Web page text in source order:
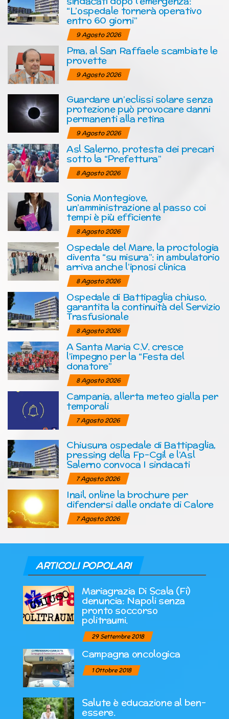
“L’ospedale tornerà operativo
entro 60 giorni”
9 Agosto 2026
Pma, al San Raffaele scambiate le
provette
9 Agosto 2026
Guardare un’eclissi solare senza
protezione può provocare danni
permanenti alla retina
9 Agosto 2026
Asl Salerno, protesta dei precari
sotto la “Prefettura”
8 Agosto 2026
Sonia Montegiove,
un’amministrazione al passo coi
tempi è più efficiente
8 Agosto 2026
Ospedale del Mare, la proctologia
diventa “su misura”: in ambulatorio
arriva anche l’ipnosi clinica
8 Agosto 2026
Ospedale di Battipaglia chiuso,
garantita la continuità del Servizio
Trasfusionale
8 Agosto 2026
A Santa Maria C.V. cresce
l’impegno per la “Festa del
donatore”
8 Agosto 2026
Campania, allerta meteo gialla per
temporali
7 Agosto 2026
Chiusura ospedale di Battipaglia,
pressing della Fp-Cgil e l’Asl
Salerno convoca I sindacati
7 Agosto 2026
Inail, online la brochure per
difendersi dalle ondate di Calore
7 Agosto 2026
ARTICOLI POPOLARI
Mariagrazia Di Scala (Fi)
denuncia: Napoli senza
pronto soccorso
politraumi.
29 Settembre 2018
Campagna oncologica
1 Ottobre 2018
Salute è educazione al ben-
essere.